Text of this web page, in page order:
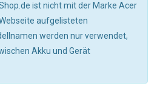
ist nicht mit der Marke Acer
aufgelisteten
werden nur verwendet,
Akku und Gerät